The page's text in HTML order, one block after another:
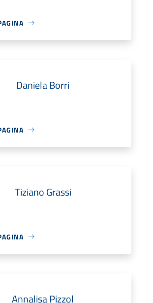
Daniela Borri
Tiziano Grassi
Annalisa Pizzol